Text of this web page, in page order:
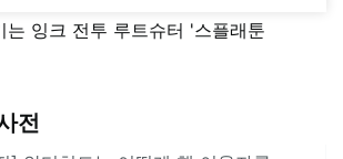
잉크 전투 루트슈터 '스플래툰
전